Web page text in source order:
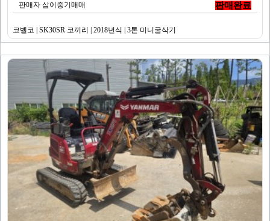
판매자 삼이중기매매 판매완료
코벨코 | SK30SR 코끼리 | 2018년식 | 3톤 미니굴삭기